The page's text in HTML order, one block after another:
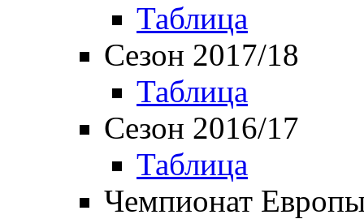
Таблица
Сезон 2017/18
Таблица
Сезон 2016/17
Таблица
Чемпионат